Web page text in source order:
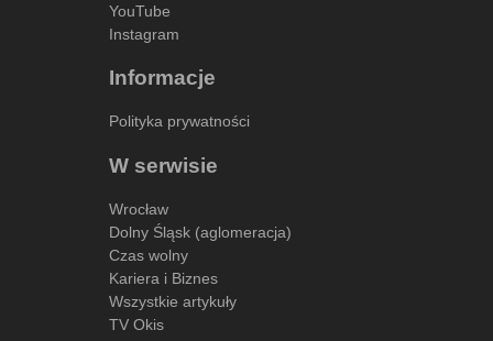
YouTube
Instagram
Informacje
Polityka prywatności
W serwisie
Wrocław
Dolny Śląsk (aglomeracja)
Czas wolny
Kariera i Biznes
Wszystkie artykuły
TV Okis